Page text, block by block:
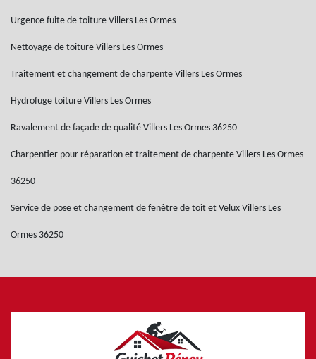
Urgence fuite de toiture Villers Les Ormes
Nettoyage de toiture Villers Les Ormes
Traitement et changement de charpente Villers Les Ormes
Hydrofuge toiture Villers Les Ormes
Ravalement de façade de qualité Villers Les Ormes 36250
Charpentier pour réparation et traitement de charpente Villers Les Ormes
36250
Service de pose et changement de fenêtre de toit et Velux Villers Les
Ormes 36250